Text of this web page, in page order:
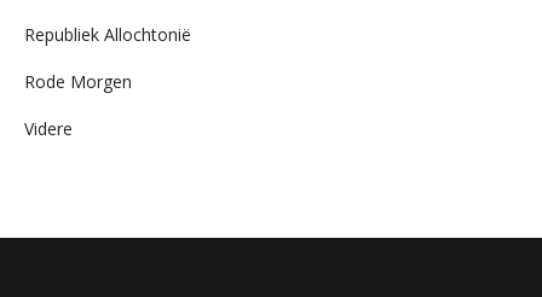
Republiek Allochtonië
Rode Morgen
Videre